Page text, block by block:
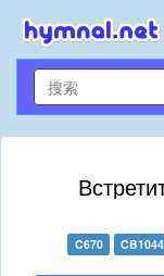
C670 CB1044